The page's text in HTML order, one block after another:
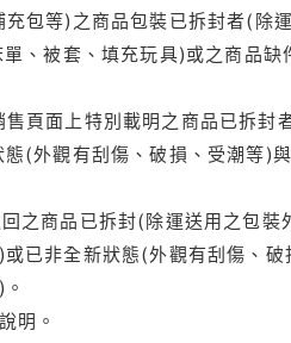
包等)之商品包裝已拆封者(除
、被套、填充玩具)或之商品
頁面上特別載明之商品已拆封
(外觀有刮傷、破損、受潮等)
之商品已拆封(除運送用之包
已非全新狀態(外觀有刮傷、
明。